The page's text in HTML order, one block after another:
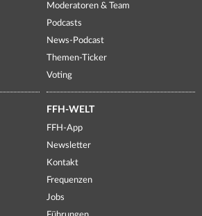
Moderatoren & Team
Podcasts
News-Podcast
Themen-Ticker
Voting
FFH-WELT
FFH-App
Newsletter
Kontakt
Frequenzen
Jobs